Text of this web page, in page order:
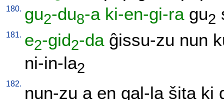
180. gu2-du8-a ki-en-gi-ra gu2
181. e2-gid2-da ĝissu-zu nun
ni-in-la2
182. nun-zu a en gal-la šita ki